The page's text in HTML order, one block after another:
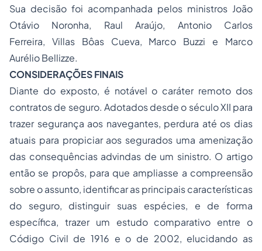
Sua decisão foi acompanhada pelos ministros João
Otávio Noronha, Raul Araújo, Antonio Carlos
Ferreira, Villas Bôas Cueva, Marco Buzzi e Marco
Aurélio Bellizze.
CONSIDERAÇÕES FINAIS
Diante do exposto, é notável o caráter remoto dos
contratos de seguro. Adotados desde o século XII para
trazer segurança aos navegantes, perdura até os dias
atuais para propiciar aos segurados uma amenização
das consequências advindas de um sinistro. O artigo
então se propôs, para que ampliasse a compreensão
sobre o assunto, identificar as principais características
do seguro, distinguir suas espécies, e de forma
específica, trazer um estudo comparativo entre o
Código Civil de 1916 e o de 2002, elucidando as